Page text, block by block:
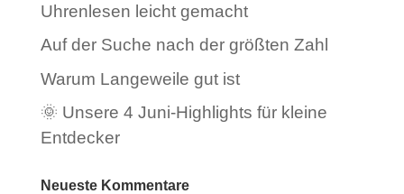
Uhrenlesen leicht gemacht
Auf der Suche nach der größten Zahl
Warum Langeweile gut ist
🌞 Unsere 4 Juni-Highlights für kleine
Entdecker
Neueste Kommentare